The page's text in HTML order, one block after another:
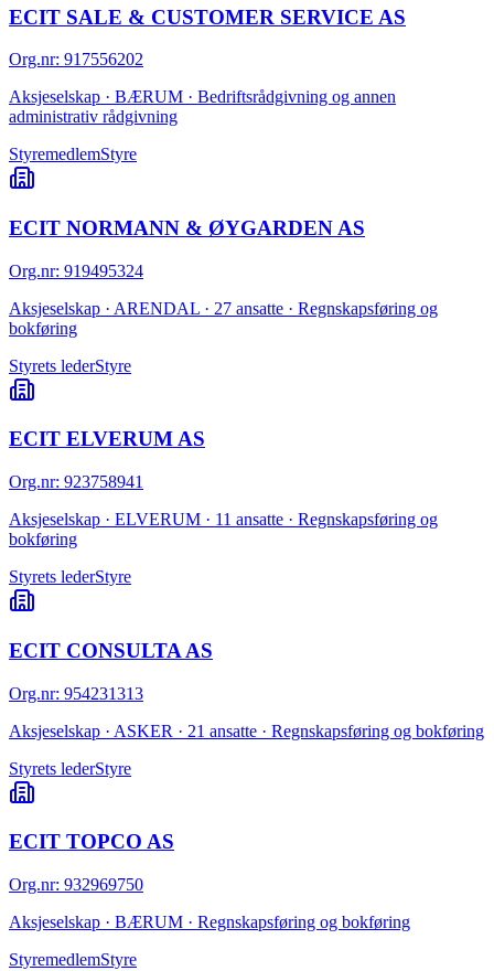
ECIT SALE & CUSTOMER SERVICE AS
Org.nr: 917556202
Aksjeselskap · BÆRUM · Bedriftsrådgivning og annen
administrativ rådgivning
StyremedlemStyre
ECIT NORMANN & ØYGARDEN AS
Org.nr: 919495324
Aksjeselskap · ARENDAL · 27 ansatte · Regnskapsføring og
bokføring
Styrets lederStyre
ECIT ELVERUM AS
Org.nr: 923758941
Aksjeselskap · ELVERUM · 11 ansatte · Regnskapsføring og
bokføring
Styrets lederStyre
ECIT CONSULTA AS
Org.nr: 954231313
Aksjeselskap · ASKER · 21 ansatte · Regnskapsføring og bokføring
Styrets lederStyre
ECIT TOPCO AS
Org.nr: 932969750
Aksjeselskap · BÆRUM · Regnskapsføring og bokføring
StyremedlemStyre